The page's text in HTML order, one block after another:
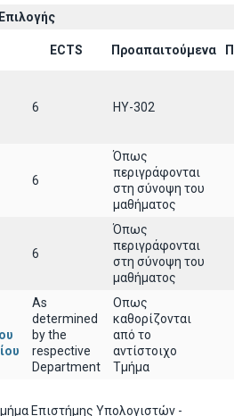
ECTS Προαπαιτούμενα
6 ΗΥ-302
6
Όπως
περιγράφονται
στη σύνοψη του
μαθήματος
6
Όπως
περιγράφονται
στη σύνοψη του
μαθήματος
As
determined
by the
respective
Department
Οπως
καθορίζονται
από το
αντίστοιχο
Τμήμα
Επιστήμης Υπολογιστών -